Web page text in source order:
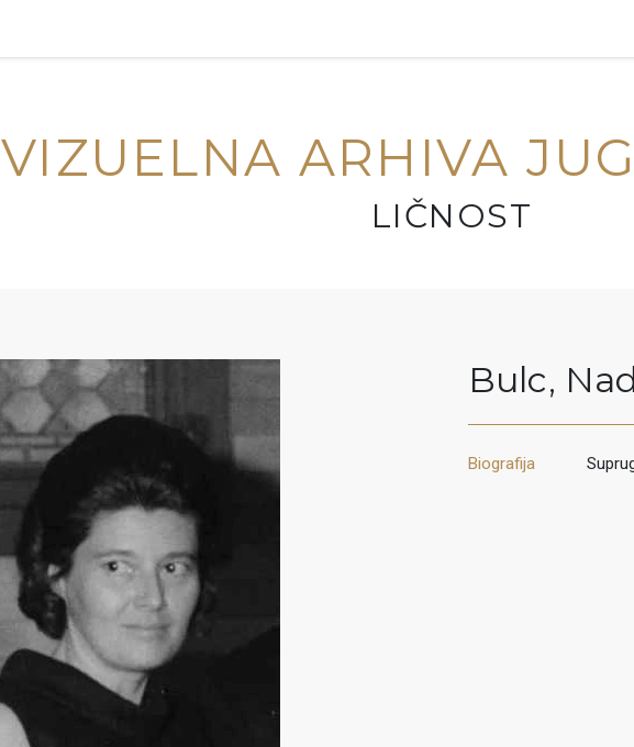
VIZUELNA ARHIVA
LIČNOST
Bulc,
Biografija